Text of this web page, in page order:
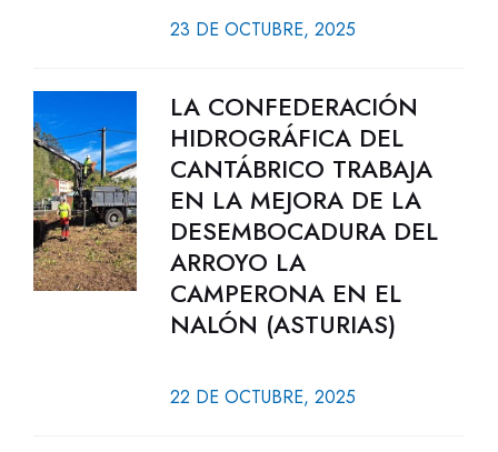
23 DE OCTUBRE, 2025
LA CONFEDERACIÓN
HIDROGRÁFICA DEL
CANTÁBRICO TRABAJA
EN LA MEJORA DE LA
DESEMBOCADURA DEL
ARROYO LA
CAMPERONA EN EL
NALÓN (ASTURIAS)
22 DE OCTUBRE, 2025